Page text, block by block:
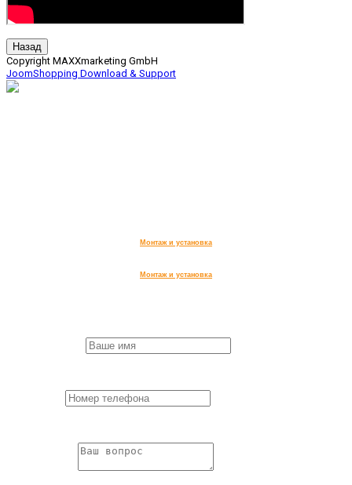
Copyright MAXXmarketing GmbH
JoomShopping Download & Support
Монтаж и установка
Монтаж и установка